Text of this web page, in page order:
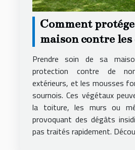
Comment
maison contre les
causés par les
Prendre soin de sa
protection contre de
extérieurs, et les mousses
sournois. Ces végétaux
la toiture, les murs ou
provoquant des dégâts
pas traités rapidement.